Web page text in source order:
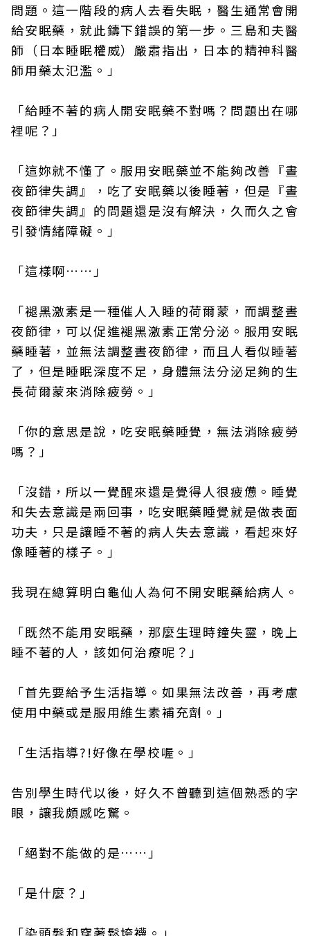
問題。這一階段的病人去看失眠，醫生通常會開
給安眠藥，就此鑄下錯誤的第一步。三島和夫醫
師（日本睡眠權威）嚴肅指出，日本的精神科醫
師用藥太氾濫。」
「給睡不著的病人開安眠藥不對嗎？問題出在哪
裡呢？」
「這妳就不懂了。服用安眠藥並不能夠改善『晝
夜節律失調』，吃了安眠藥以後睡著，但是『晝
夜節律失調』的問題還是沒有解決，久而久之會
引發情緒障礙。」
「這樣啊……」
「褪黑激素是一種催人入睡的荷爾蒙，而調整晝
夜節律，可以促進褪黑激素正常分泌。服用安眠
藥睡著，並無法調整晝夜節律，而且人看似睡著
了，但是睡眠深度不足，身體無法分泌足夠的生
長荷爾蒙來消除疲勞。」
「你的意思是說，吃安眠藥睡覺，無法消除疲勞
嗎？」
「沒錯，所以一覺醒來還是覺得人很疲憊。睡覺
和失去意識是兩回事，吃安眠藥睡覺就是做表面
功夫，只是讓睡不著的病人失去意識，看起來好
像睡著的樣子。」
我現在總算明白龜仙人為何不開安眠藥給病人。
「既然不能用安眠藥，那麼生理時鐘失靈，晚上
睡不著的人，該如何治療呢？」
「首先要給予生活指導。如果無法改善，再考慮
使用中藥或是服用維生素補充劑。」
「生活指導?!好像在學校喔。」
告別學生時代以後，好久不曾聽到這個熟悉的字
眼，讓我頗感吃驚。
「絕對不能做的是……」
「是什麼？」